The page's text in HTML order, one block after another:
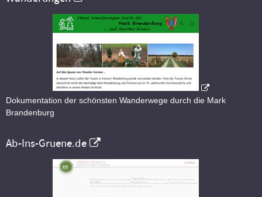
Dokumentation der schönsten Wanderwege durch die Mark
Brandenburg
Ab-Ins-Gruene.de